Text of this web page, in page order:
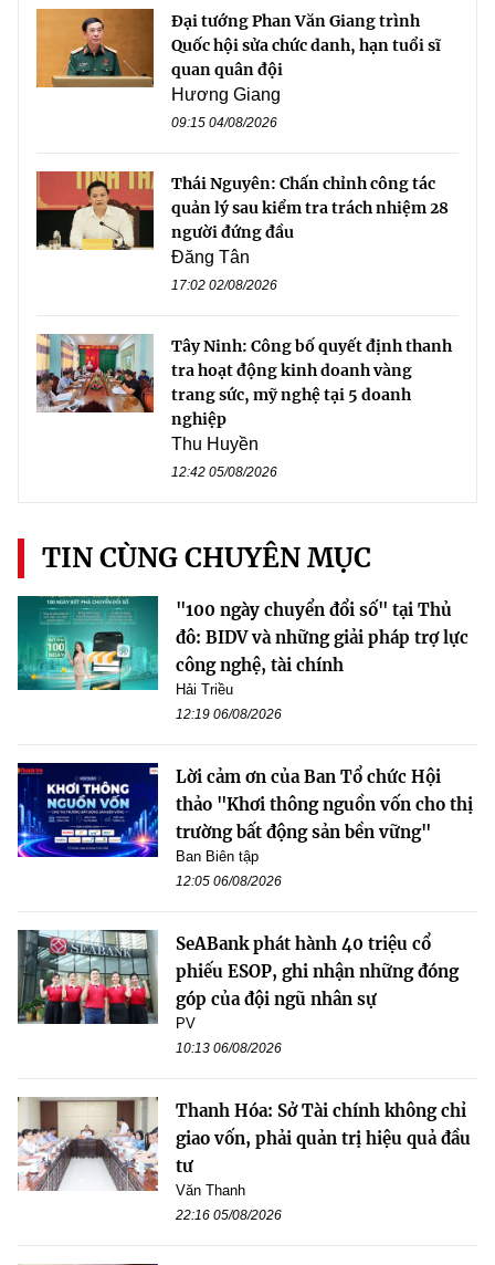
Đại tướng Phan Văn Giang trình
Quốc hội sửa chức danh, hạn tuổi sĩ
quan quân đội
Hương Giang
09:15 04/08/2026
Thái Nguyên: Chấn chỉnh công tác
quản lý sau kiểm tra trách nhiệm 28
người đứng đầu
Đăng Tân
17:02 02/08/2026
Tây Ninh: Công bố quyết định thanh
tra hoạt động kinh doanh vàng
trang sức, mỹ nghệ tại 5 doanh
nghiệp
Thu Huyền
12:42 05/08/2026
TIN CÙNG CHUYÊN MỤC
"100 ngày chuyển đổi số" tại Thủ
đô: BIDV và những giải pháp trợ lực
công nghệ, tài chính
Hải Triều
12:19 06/08/2026
Lời cảm ơn của Ban Tổ chức Hội
thảo "Khơi thông nguồn vốn cho thị
trường bất động sản bền vững"
Ban Biên tập
12:05 06/08/2026
SeABank phát hành 40 triệu cổ
phiếu ESOP, ghi nhận những đóng
góp của đội ngũ nhân sự
PV
10:13 06/08/2026
Thanh Hóa: Sở Tài chính không chỉ
giao vốn, phải quản trị hiệu quả đầu
tư
Văn Thanh
22:16 05/08/2026